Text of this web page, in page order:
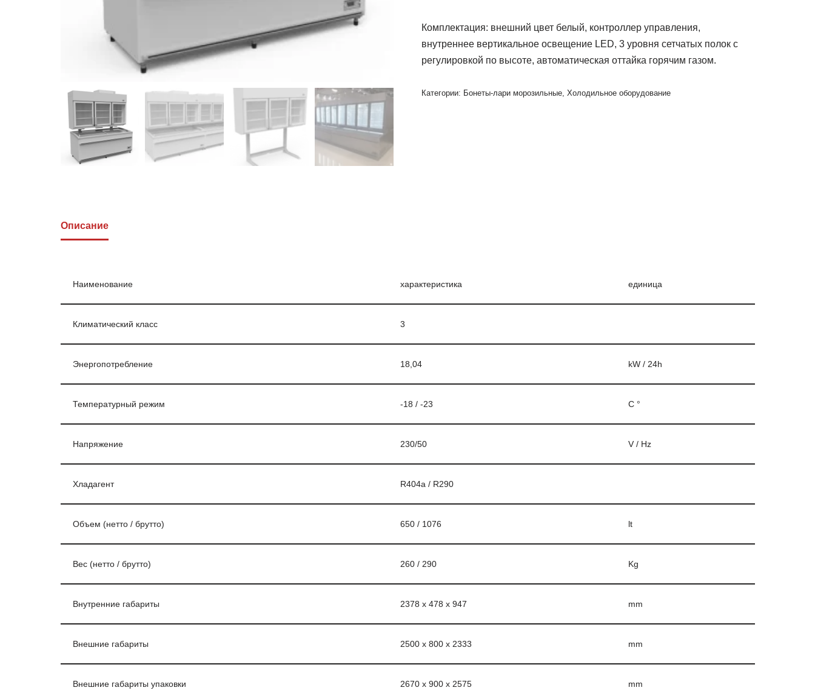
Комплектация: внешний цвет белый, контроллер управления,
внутреннее вертикальное освещение LED, 3 уровня сетчатых полок с
регулировкой по высоте, автоматическая оттайка горячим газом.
Категории: Бонеты-лари морозильные, Холодильное оборудование
Описание
Наименование характеристика единица
Климатический класс 3
Энергопотребление 18,04 kW / 24h
Температурный режим -18 / -23 C °
Напряжение 230/50 V / Hz
Хладагент R404a / R290
Объем (нетто / брутто) 650 / 1076 lt
Вес (нетто / брутто) 260 / 290 Kg
Внутренние габариты 2378 x 478 x 947 mm
Внешние габариты 2500 x 800 x 2333 mm
Внешние габариты упаковки 2670 x 900 x 2575 mm